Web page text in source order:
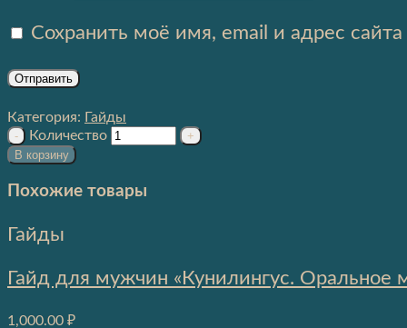
Сохранить моё имя, email и адрес
Категория: Гайды
Количество
В корзину
Похожие товары
Гайды
Гайд для мужчин «Кунилингус. Оральное
1,000.00 ₽